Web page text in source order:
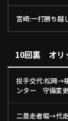
宮崎:一打勝ち越
10回裏 オリ
投手交代:松岡→
ンター 守備変
二塁走者堀→代